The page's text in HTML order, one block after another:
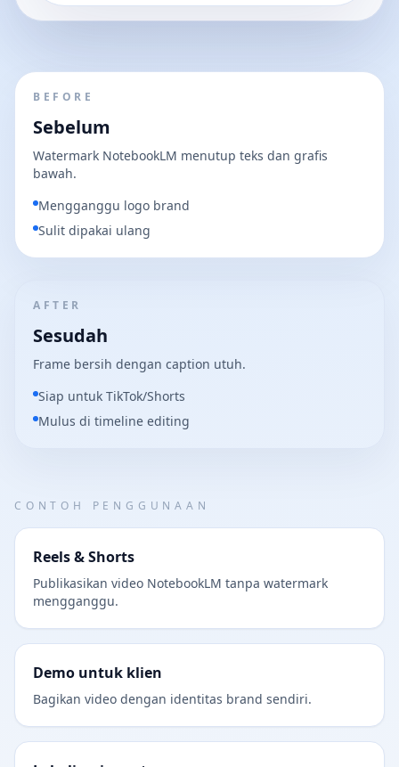
BEFORE
Sebelum
Watermark NotebookLM menutup teks dan grafis
bawah.
Mengganggu logo brand
Sulit dipakai ulang
AFTER
Sesudah
Frame bersih dengan caption utuh.
Siap untuk TikTok/Shorts
Mulus di timeline editing
CONTOH PENGGUNAAN
Reels & Shorts
Publikasikan video NotebookLM tanpa watermark
mengganggu.
Demo untuk klien
Bagikan video dengan identitas brand sendiri.